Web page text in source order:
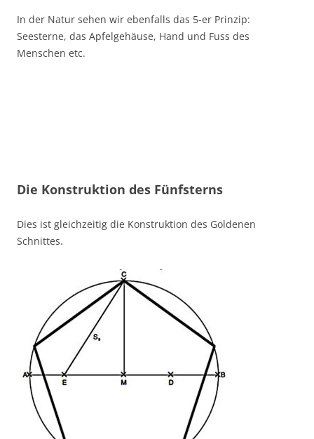
In der Natur sehen wir ebenfalls das 5-er Prinzip:
Seesterne, das Apfelgehäuse, Hand und Fuss des
Menschen etc.
Die Konstruktion des Fünfsterns
Dies ist gleichzeitig die Konstruktion des Goldenen
Schnittes.